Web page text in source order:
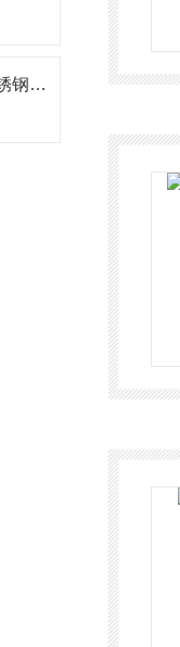
德国Nuova General D7/S不锈钢安全阀危险工况下的应用指南